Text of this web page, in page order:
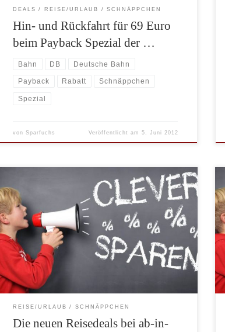
DEALS REISE/URLAUB SCHNÄPPCHEN
Hin- und Rückfahrt für 69 Euro
beim Payback Spezial der …
Bahn DB Deutsche Bahn
Payback Rabatt Schnäppchen
Spezial
vonSparfuchs Veröffentlicht am 5. Juni 2012
Die neuen Reisedeals nach dem Groupon oder
DailyDeals Prinzip gibt es jetzt bei ab-in-den-urlaub-
deals.de. Damit steigt nun auch der durch die Werbung
mit Michael Ballack bekannte Reisevermittler ab-in-
den-urlaub in den Gutschein-Deals-Markt ein. Das
Prinzip ist einfach. Täglich werden Ihnen verschiedene
Deals mit erheblichen Rabatt gegenüber dem regulären
Preis angeboten. Jeden […]
REISE/URLAUB SCHNÄPPCHEN
Die neuen Reisedeals bei ab-in-